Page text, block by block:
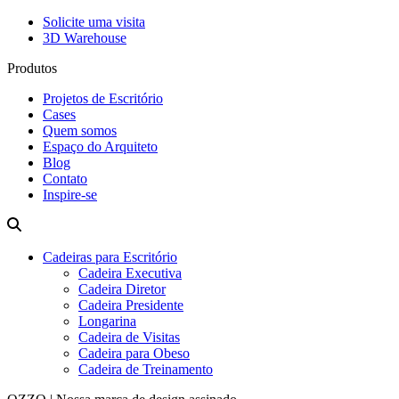
Solicite uma visita
3D Warehouse
Produtos
Projetos de Escritório
Cases
Quem somos
Espaço do Arquiteto
Blog
Contato
Inspire-se
Cadeiras para Escritório
Cadeira Executiva
Cadeira Diretor
Cadeira Presidente
Longarina
Cadeira de Visitas
Cadeira para Obeso
Cadeira de Treinamento